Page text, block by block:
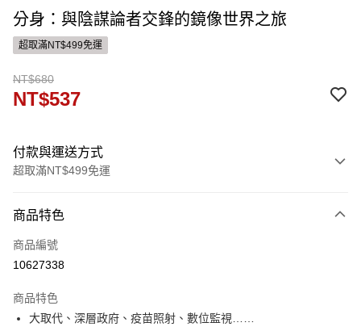
分身：與陰謀論者交鋒的鏡像世界之旅
超取滿NT$499免運
NT$680
NT$537
付款與運送方式
超取滿NT$499免運
信用卡一次付款
運送方式
付款後全家取貨
每筆NT$60，滿NT$499(含以上)免運費
商品特色
商品編號
10627338
商品特色
大取代、深層政府、疫苗照射、數位監視……